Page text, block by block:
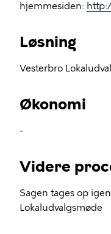
hjemmesiden:
Løsning
Vesterbro
Økonomi
-
Videre
Sagen tages op
Lokaludvalgsmøde